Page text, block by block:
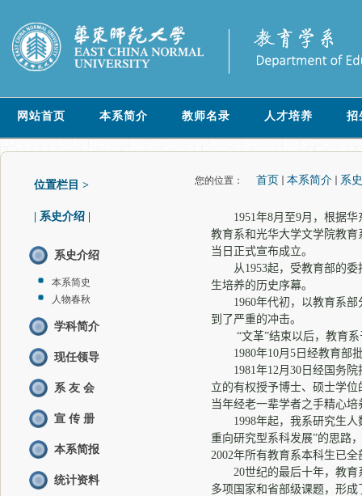
网站首页 本系简介 教师名录 人才培养 招
位置栏目 >
系史介绍
系史介绍
本系简史
人物春秋
学科简介
现任领导
系 友 会
宣 传 册
本系简报
统计资料
您的位置： 首页 本系简介 系
1951年8月至9月，根据华
教育系和光华大学文学院教
当日正式宣布成立。
从1953起，受教育部的委
生培养的历史序幕。
1960年代初，以教育系部
到了严重的冲击。
“文革”结束以后，教育系
1980年10月 5日经教育部
1981年12月 30日经国务院
立的有权授予博士、硕士学
当年经老一辈学者之手精心
1998年起，我系研究生人
重向研究型系科发展”的思路
2002年所有教育系本科生已
20世纪的最后十年，教
多项国家和省部级课题，形